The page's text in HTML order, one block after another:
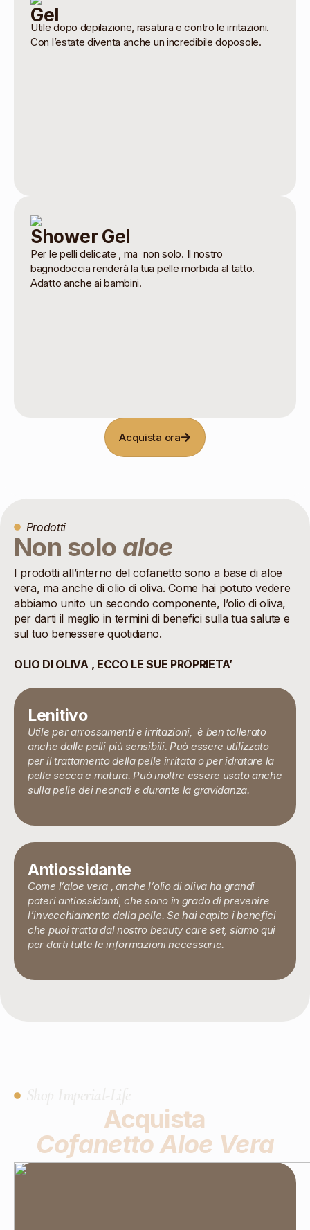
Gel
Utile dopo depilazione, rasatura e contro le irritazioni.
Con l’estate diventa anche un incredibile doposole.
Shower Gel
Per le pelli delicate , ma non solo. Il nostro
bagnodoccia renderà la tua pelle morbida al tatto.
Adatto anche ai bambini.
Acquista ora
Prodotti
Non solo aloe
I prodotti all’interno del cofanetto sono a base di aloe
vera, ma anche di olio di oliva. Come hai potuto vedere
abbiamo unito un secondo componente, l’olio di oliva,
per darti il meglio in termini di benefici sulla tua salute e
sul tuo benessere quotidiano.
OLIO DI OLIVA , ECCO LE SUE PROPRIETA’
Lenitivo
Utile per arrossamenti e irritazioni, è ben tollerato
anche dalle pelli più sensibili. Può essere utilizzato
per il trattamento della pelle irritata o per idratare la
pelle secca e matura. Può inoltre essere usato anche
sulla pelle dei neonati e durante la gravidanza.
Antiossidante
Come l’aloe vera , anche l’olio di oliva ha grandi
poteri antiossidanti, che sono in grado di prevenire
l’invecchiamento della pelle. Se hai capito i benefici
che puoi tratta dal nostro beauty care set, siamo qui
per darti tutte le informazioni necessarie.
Acquista
Cofanetto Aloe Vera